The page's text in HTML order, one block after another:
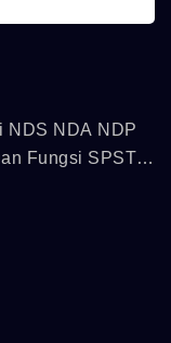
NDS NDA NDP
Fungsi SPST, 1
Antara